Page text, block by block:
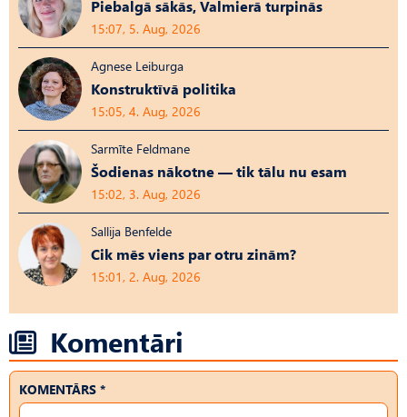
Piebalgā sākās, Valmierā turpinās
15:07, 5. Aug, 2026
Agnese Leiburga
Konstruktīvā politika
15:05, 4. Aug, 2026
Sarmīte Feldmane
Šodienas nākotne — tik tālu nu esam
15:02, 3. Aug, 2026
Sallija Benfelde
Cik mēs viens par otru zinām?
15:01, 2. Aug, 2026
Komentāri
KOMENTĀRS *